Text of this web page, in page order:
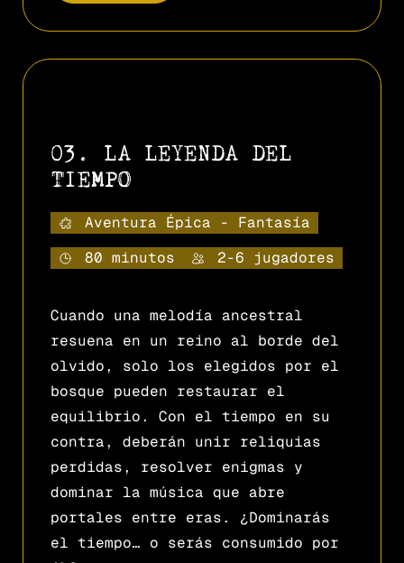
03. LA LEYENDA DEL
TIEMPO
Aventura Épica - Fantasía
80 minutos
2-6 jugadores
Cuando una melodía ancestral
resuena en un reino al borde del
olvido, solo los elegidos por el
bosque pueden restaurar el
equilibrio. Con el tiempo en su
contra, deberán unir reliquias
perdidas, resolver enigmas y
dominar la música que abre
portales entre eras. ¿Dominarás
el tiempo… o serás consumido por